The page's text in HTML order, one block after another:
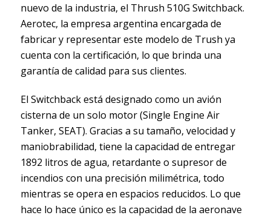
nuevo de la industria, el Thrush 510G Switchback.
Aerotec, la empresa argentina encargada de
fabricar y representar este modelo de Trush ya
cuenta con la certificación, lo que brinda una
garantía de calidad para sus clientes.
El Switchback está designado como un avión
cisterna de un solo motor (Single Engine Air
Tanker, SEAT). Gracias a su tamaño, velocidad y
maniobrabilidad, tiene la capacidad de entregar
1892 litros de agua, retardante o supresor de
incendios con una precisión milimétrica, todo
mientras se opera en espacios reducidos. Lo que
hace lo hace único es la capacidad de la aeronave